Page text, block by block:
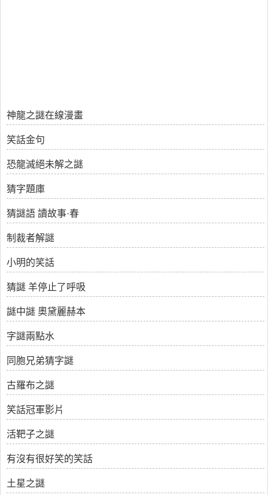
神龍之謎在線漫畫
笑話金句
恐龍滅絕未解之謎
猜字題庫
猜謎語 讀故事·春
制裁者解謎
小明的笑話
猜謎 羊停止了呼吸
謎中謎 奧黛麗赫本
字謎兩點水
同胞兄弟猜字謎
古羅布之謎
笑話冠軍影片
活靶子之謎
有沒有很好笑的笑話
土星之謎